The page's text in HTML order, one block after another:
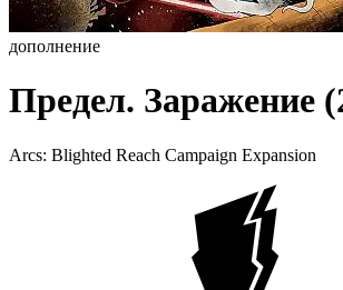
дополнение
Предел. Заражение
Arcs: Blighted Reach Campaign Expansion